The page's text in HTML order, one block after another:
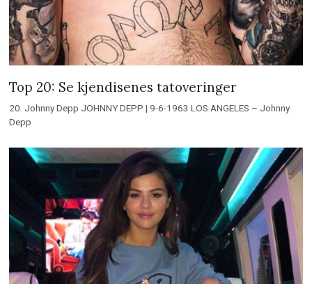
Top 20: Se kjendisenes tatoveringer
20. Johnny Depp JOHNNY DEPP | 9-6-1963 LOS ANGELES – Johnny
Depp